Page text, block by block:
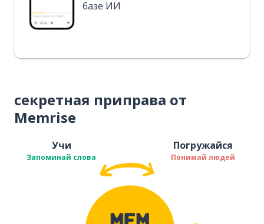
базе ИИ
секретная приправа от
Memrise
Учи
Запоминай слова
Погружайся
Понимай людей